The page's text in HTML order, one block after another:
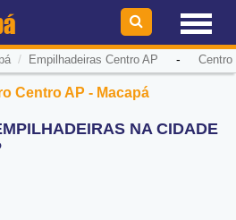
/ Empilhadeiras Centro AP - Centro
Centro AP - Macapá
NA CIDADE